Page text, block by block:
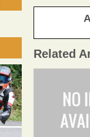
Related